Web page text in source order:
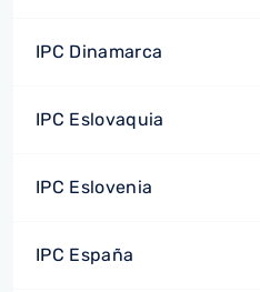
IPC Dinamarca
IPC Eslovaquia
IPC Eslovenia
IPC España